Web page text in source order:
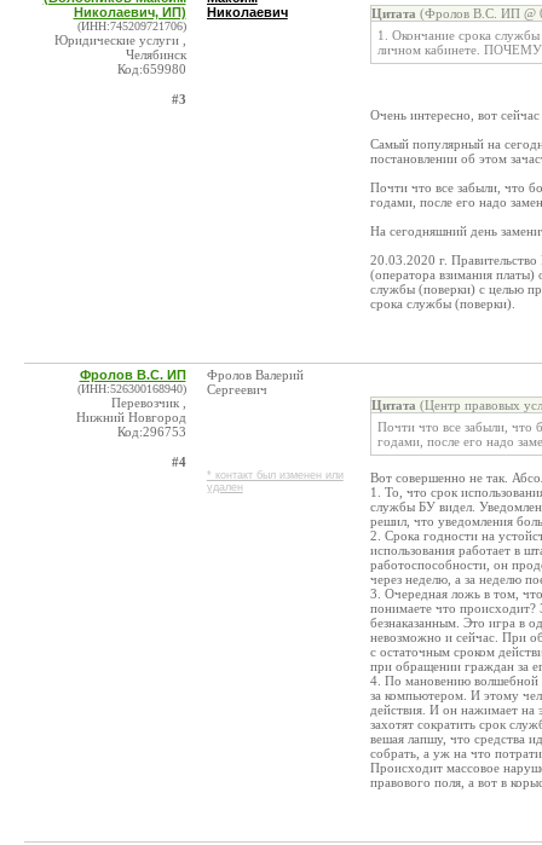
Николаевич, ИП)
(ИНН:745209721706)
Юридические услуги ,
Челябинск
Код:659980
#3
Николаевич
Цитата (Фролов В.С. ИП @
1. Окончание срока
личном кабинете.
Очень интересно, вот
Самый популярный на
постановлении об этом
Почти что все забыли, что
годами, после его надо
На сегодняшний день
20.03.2020 г.
(оператора взимания платы)
службы (поверки) с целью
срока службы (поверки).
Фролов В.С. ИП
(ИНН:526300168940)
Перевозчик ,
Нижний Новгород
Код:296753
#4
Фролов Валерий
Сергеевич
* контакт был изменен или
удален
Цитата (Центр правовых
Почти что все забыли, что
годами, после его надо
Вот совершенно не так.
1. То, что срок
службы БУ видел.
решил, что уведомления
2. Срока годности на
использования работает в
работоспособности, он
через неделю, а за неделю
3. Очередная ложь в том,
понимаете что происходит?
безнаказанным. Это игра в
невозможно и сейчас. При
с остаточным сроком
при обращении граждан за
4. По мановению волшебной
за компьютером. И этому
действия. И он нажимает на
захотят сократить срок
вешая лапшу, что средства
собрать, а уж на что
Происходит массовое
правового поля, а вот в